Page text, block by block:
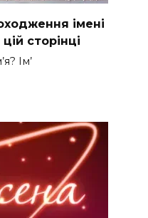
імені
сторінці
Ім’